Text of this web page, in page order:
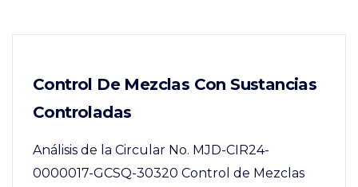
Control De Mezclas Con Sustancias
Controladas
Análisis de la Circular No. MJD-CIR24-
0000017-GCSQ-30320 Control de Mezclas